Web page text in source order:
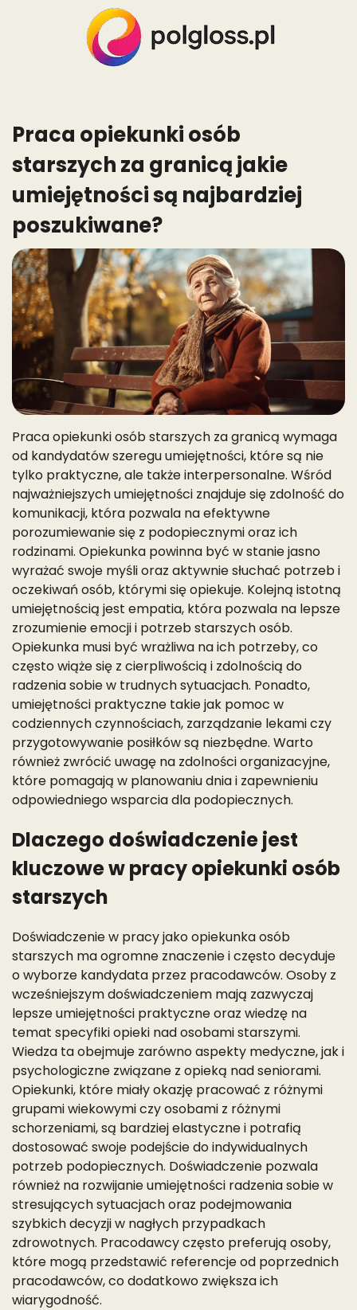
Praca opiekunki osób
starszych za granicą jakie
umiejętności są najbardziej
poszukiwane?
Praca opiekunki osób starszych za granicą wymaga
od kandydatów szeregu umiejętności, które są nie
tylko praktyczne, ale także interpersonalne. Wśród
najważniejszych umiejętności znajduje się zdolność do
komunikacji, która pozwala na efektywne
porozumiewanie się z podopiecznymi oraz ich
rodzinami. Opiekunka powinna być w stanie jasno
wyrażać swoje myśli oraz aktywnie słuchać potrzeb i
oczekiwań osób, którymi się opiekuje. Kolejną istotną
umiejętnością jest empatia, która pozwala na lepsze
zrozumienie emocji i potrzeb starszych osób.
Opiekunka musi być wrażliwa na ich potrzeby, co
często wiąże się z cierpliwością i zdolnością do
radzenia sobie w trudnych sytuacjach. Ponadto,
umiejętności praktyczne takie jak pomoc w
codziennych czynnościach, zarządzanie lekami czy
przygotowywanie posiłków są niezbędne. Warto
również zwrócić uwagę na zdolności organizacyjne,
które pomagają w planowaniu dnia i zapewnieniu
odpowiedniego wsparcia dla podopiecznych.
Dlaczego doświadczenie jest
kluczowe w pracy opiekunki osób
starszych
Doświadczenie w pracy jako opiekunka osób
starszych ma ogromne znaczenie i często decyduje
o wyborze kandydata przez pracodawców. Osoby z
wcześniejszym doświadczeniem mają zazwyczaj
lepsze umiejętności praktyczne oraz wiedzę na
temat specyfiki opieki nad osobami starszymi.
Wiedza ta obejmuje zarówno aspekty medyczne, jak i
psychologiczne związane z opieką nad seniorami.
Opiekunki, które miały okazję pracować z różnymi
grupami wiekowymi czy osobami z różnymi
schorzeniami, są bardziej elastyczne i potrafią
dostosować swoje podejście do indywidualnych
potrzeb podopiecznych. Doświadczenie pozwala
również na rozwijanie umiejętności radzenia sobie w
stresujących sytuacjach oraz podejmowania
szybkich decyzji w nagłych przypadkach
zdrowotnych. Pracodawcy często preferują osoby,
które mogą przedstawić referencje od poprzednich
pracodawców, co dodatkowo zwiększa ich
wiarygodność.